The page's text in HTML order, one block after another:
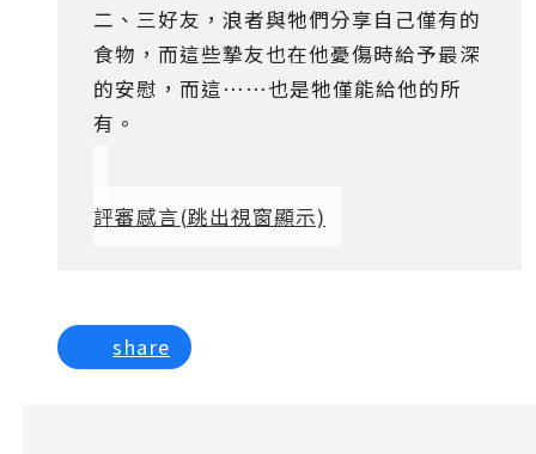
二、三好友，浪者與牠們分享自己僅有的
食物，而這些摯友也在他憂傷時給予最深
的安慰，而這……也是牠僅能給他的所
有。
評審感言(跳出視窗顯示)
share